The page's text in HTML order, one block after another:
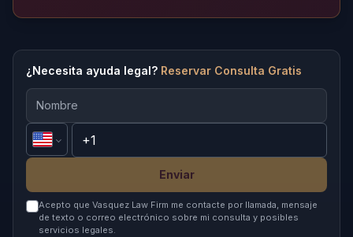
¿Necesita ayuda legal? Reservar Consulta Gratis
Enviar
Acepto que Vasquez Law Firm me contacte por llamada, mensaje
de texto o correo electrónico sobre mi consulta y posibles
servicios legales.